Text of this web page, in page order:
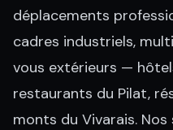
déplacements
cadres industriels,
vous extérieurs —
restaurants du Pilat,
monts du Vivarais.